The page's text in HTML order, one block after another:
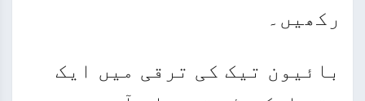
رکھیں۔
بائیون تیک کی ترقی میں ایک